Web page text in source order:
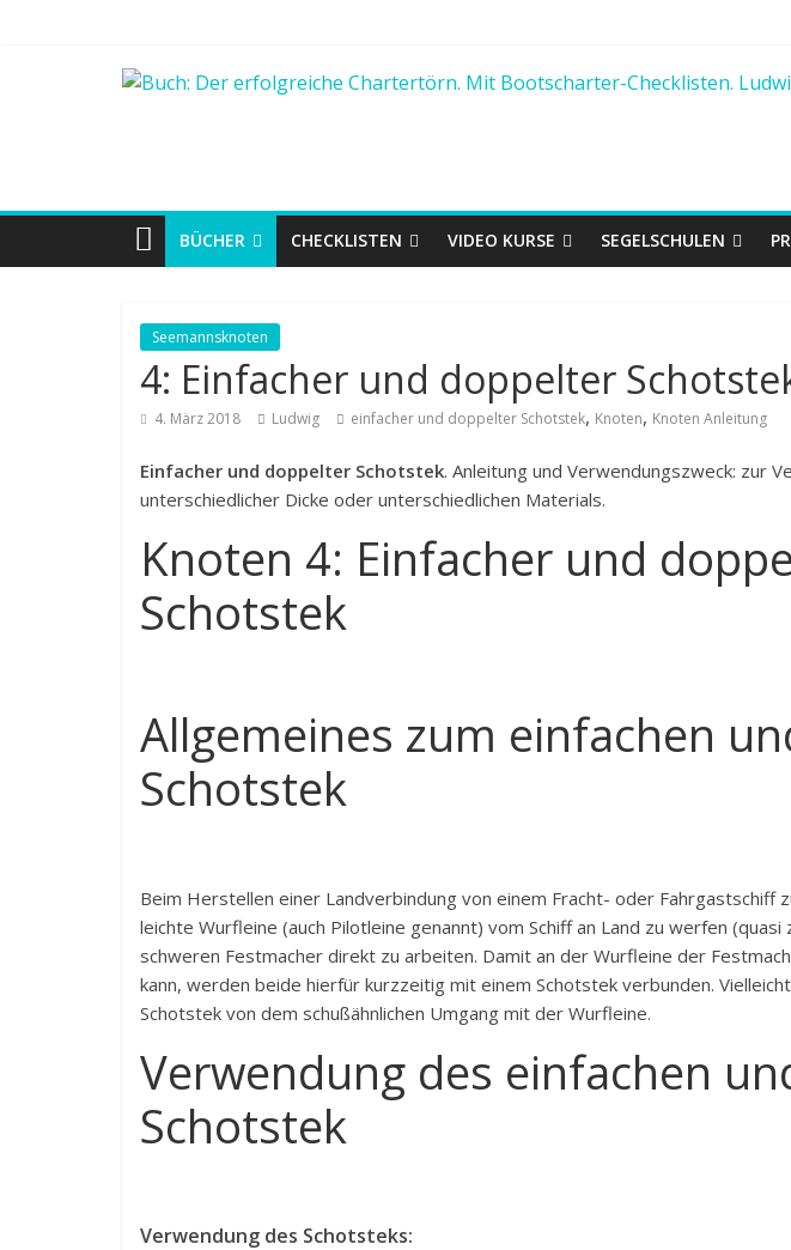
BÜCHER CHECKLISTEN VIDEO KURSE SEGELSCHULEN
Seemannsknoten
4: Einfacher und doppelter
4. März 2018 Ludwig einfacher und doppelter Schotstek, Knoten, Knoten Anleitung
Einfacher und doppelter Schotstek. Anleitung und Verwendungszweck: zur
unterschiedlicher Dicke oder unterschiedlichen Materials.
Knoten 4: Einfacher und
Schotstek
Allgemeines zum einfachen
Schotstek
Beim Herstellen einer Landverbindung von einem Fracht- oder Fahrgastschiff
leichte Wurfleine (auch Pilotleine genannt) vom Schiff an Land zu werfen (quasi
schweren Festmacher direkt zu arbeiten. Damit an der Wurfleine der
kann, werden beide hierfür kurzzeitig mit einem Schotstek verbunden.
Schotstek von dem schußähnlichen Umgang mit der Wurfleine.
Verwendung des einfachen
Schotstek
Verwendung des Schotsteks: